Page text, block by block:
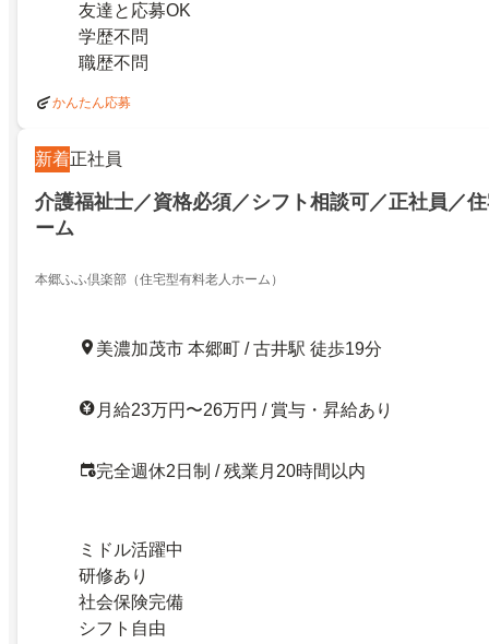
友達と応募OK
学歴不問
職歴不問
かんたん応募
新着正社員
介護福祉士／資格必須／シフト相談可／正社員／
ーム
本郷ふふ倶楽部（住宅型有料老人ホーム）
美濃加茂市 本郷町 / 古井駅 徒歩19分
月給23万円〜26万円 / 賞与・昇給あり
完全週休2日制 / 残業月20時間以内
ミドル活躍中
研修あり
社会保険完備
シフト自由